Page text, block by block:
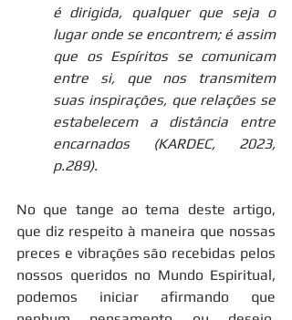
é dirigida, qualquer que seja o
lugar onde se encontrem; é assim
que os Espíritos se comunicam
entre si, que nos transmitem
suas inspirações, que relações se
estabelecem a distância entre
encarnados (KARDEC, 2023,
p.289).
No que tange ao tema deste artigo,
que diz respeito à maneira que nossas
preces e vibrações são recebidas pelos
nossos queridos no Mundo Espiritual,
podemos iniciar afirmando que